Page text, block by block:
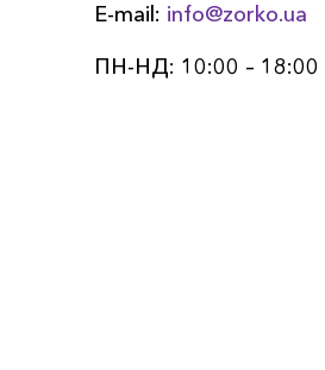
E-mail: info@zorko.ua
ПН-НД: 10:00 – 18:00